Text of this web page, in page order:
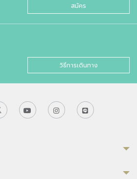
สมัคร
วิธีการเดินทาง